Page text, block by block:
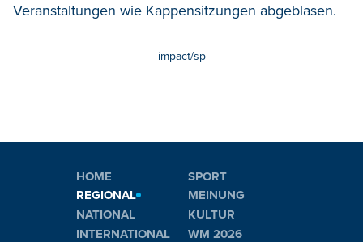
Veranstaltungen wie Kappensitzungen abgeblasen.
impact/sp
HOME
REGIONAL
NATIONAL
INTERNATIONAL
SPORT
MEINUNG
KULTUR
WM 2026